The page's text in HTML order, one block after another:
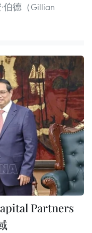
伯德（Gillian
Partners